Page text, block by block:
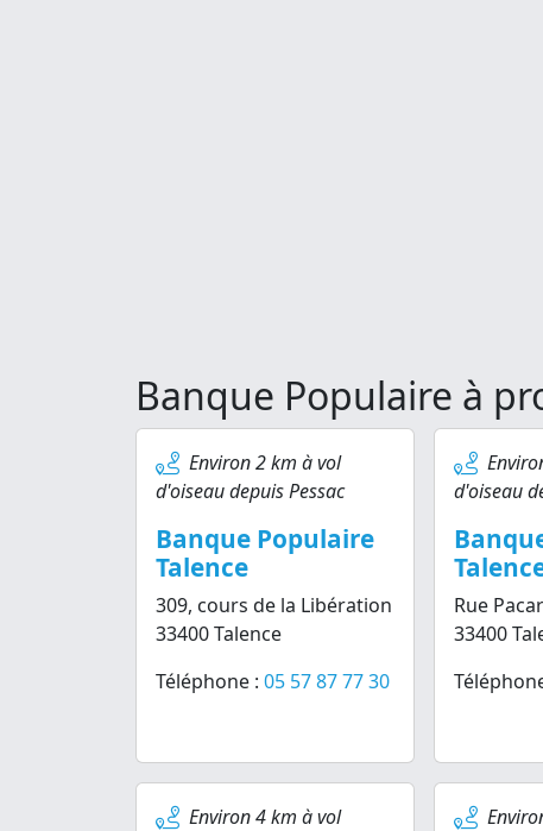
Banque Populaire à
Environ 2 km à vol
d'oiseau depuis Pessac
Banque Populaire
Talence
309, cours de la Libération
33400 Talence
Téléphone : 05 57 87 77 30
d'oiseau
Rue
33400
Environ 4 km à vol